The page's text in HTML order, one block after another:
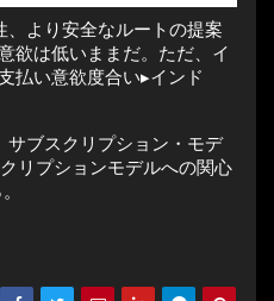
、より安全なルートの提案
欲は低いままだ。ただ、イ
払い意欲度合い▸インド
サブスクリプション・モデ
リプションモデルへの関心